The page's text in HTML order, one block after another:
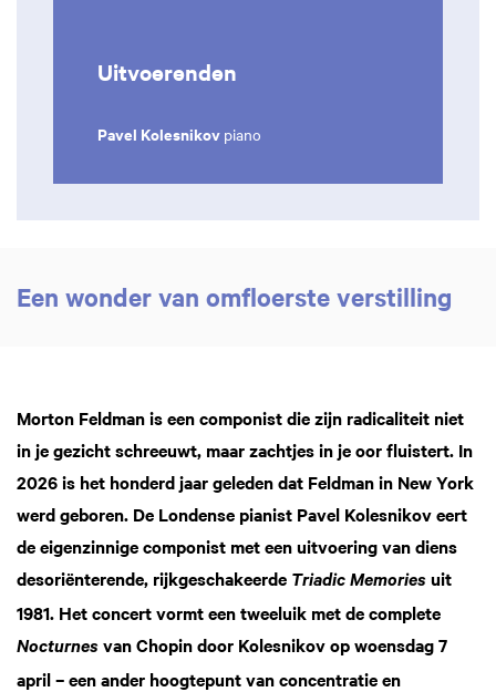
Uitvoerenden
Pavel Kolesnikov piano
Een wonder van omfloerste verstilling
Morton Feldman is een componist die zijn radicaliteit niet
in je gezicht schreeuwt, maar zachtjes in je oor fluistert. In
2026 is het honderd jaar geleden dat Feldman in New York
werd geboren. De Londense pianist Pavel Kolesnikov eert
de eigenzinnige componist met een uitvoering van diens
desoriënterende, rijkgeschakeerde Triadic Memories uit
1981. Het concert vormt een tweeluik met de complete
Nocturnes van Chopin door Kolesnikov op woensdag 7
april – een ander hoogtepunt van concentratie en